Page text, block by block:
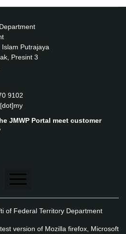
Islam Putrajaya
Presint 3
9102
JMWP Portal meet customer
Disclaimer
of Federal Territory Department
version of Mozilla firefox, Microsoft